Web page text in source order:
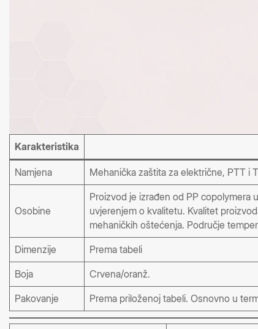
Karakteristika
Namjena Mehanička zaštita za električne, PTT i
Osobine
Proizvod je izrađen od PP copolymera
uvjerenjem o kvalitetu. Kvalitet
mehaničkih oštećenja. Područje
Dimenzije
Prema tabeli
Boja
Crvena/oranž.
Pakovanje
Prema priloženoj tabeli. Osnovno u